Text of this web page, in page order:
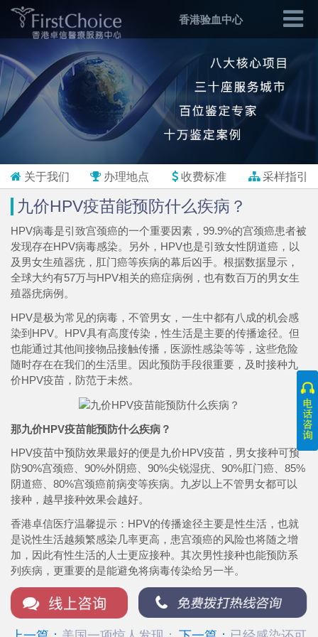
香港验血中心
关于我们 办理地点 收费标准 采样指引
九价HPV疫苗能预防什么疾病？
HPV病毒是引致宫颈癌的一个重要因素，99.9%的宫颈癌患者被
发现存在HPV病毒感染。另外，HPV也是引致女性阴道癌，以
及男女生殖器疣，肛门癌等疾病的幕后凶手。根据数据显示，
全球大约有57万与HPV相关的癌症病例，也有数百万的男女生
殖器疣病例。
HPV是极为常见的病毒，不管男女，一生中都有八成的机会感
染到HPV。HPV具有高度传染，性生活是主要的传播途径。但
也能通过其他间接物品接触传播，医源性感染等等，这些危险
随时存在在我们的生活里。因此预防手段很重要，及时接种九
价HPV疫苗，防范于未然。
那九价HPV疫苗能预防什么疾病？
HPV疫苗中预防效果最好的便是九价HPV疫苗，男女接种可预
防90%宫颈癌、90%外阴癌、90%尖锐湿疣、90%肛门癌、85%
阴道癌、80%宫颈癌前病变等疾病。九岁以上不管男女都可以
接种，越早接种效果会越好。
香港卓信医疗温馨提示：HPV的传播途径主要是性生活，也就
是说性生活越频繁感染几率更高，患宫颈癌的风险也将随之增
加，因此有性生活的人士更应接种。其次男性接种也能预防系
列疾病，更重要的是能避免将病毒传染给另一半。